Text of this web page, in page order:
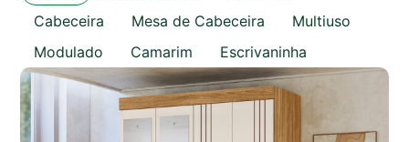
Cabeceira
Mesa de Cabeceira
Multiuso
Modulado
Camarim Escrivaninha